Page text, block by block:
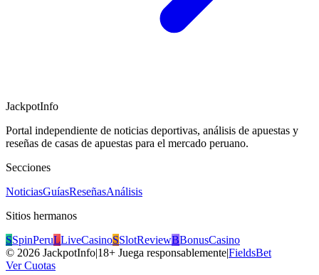
JackpotInfo
Portal independiente de noticias deportivas, análisis de apuestas y
reseñas de casas de apuestas para el mercado peruano.
Secciones
NoticiasGuíasReseñasAnálisis
Sitios hermanos
SSpinPeruLLiveCasinoSSlotReviewBBonusCasino
© 2026 JackpotInfo|18+ Juega responsablemente|FieldsBet
Ver Cuotas